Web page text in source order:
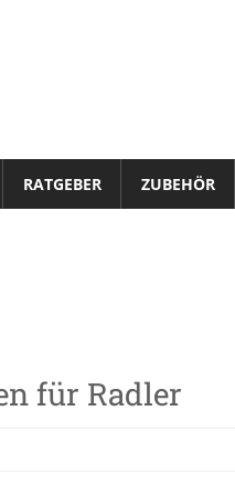
RATGEBER ZUBEHÖR
für Radler